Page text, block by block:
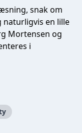
snak om
naturligvis en lille
Mortensen og
i